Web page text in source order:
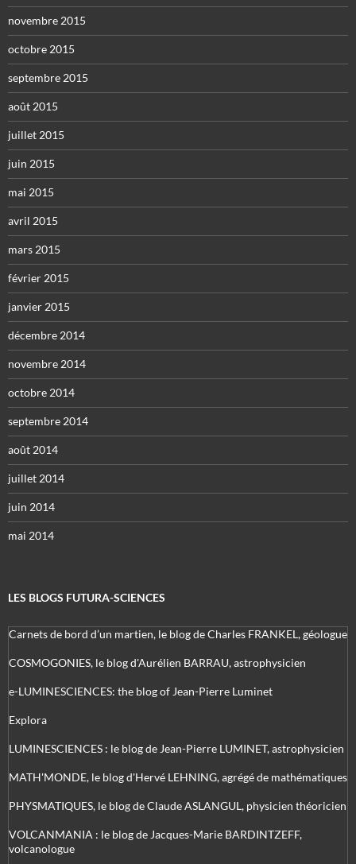
novembre 2015
octobre 2015
septembre 2015
août 2015
juillet 2015
juin 2015
mai 2015
avril 2015
mars 2015
février 2015
janvier 2015
décembre 2014
novembre 2014
octobre 2014
septembre 2014
août 2014
juillet 2014
juin 2014
mai 2014
LES BLOGS FUTURA-SCIENCES
Carnets de bord d’un martien, le blog de Charles FRANKEL, géologue
COSMOGONIES, le blog d'Aurélien BARRAU, astrophysicien
e-LUMINESCIENCES: the blog of Jean-Pierre Luminet
Explora
LUMINESCIENCES : le blog de Jean-Pierre LUMINET, astrophysicien
MATH'MONDE, le blog d'Hervé LEHNING, agrégé de mathématiques
PHYSMATIQUES, le blog de Claude ASLANGUL, physicien théoricien
VOLCANMANIA : le blog de Jacques-Marie BARDINTZEFF,
volcanologue